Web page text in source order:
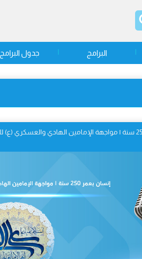
البرامج جدول البرامج